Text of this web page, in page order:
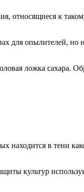
относящиеся к
для опылителей, но
ложка сахара.
находится в тени
культур